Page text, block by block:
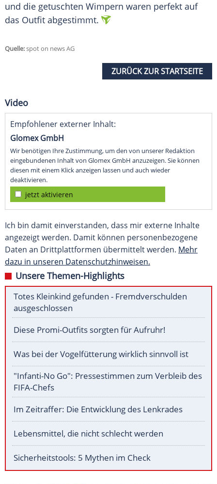
und die getuschten Wimpern waren perfekt auf
das Outfit abgestimmt.
Quelle:spot on news AG
ZURÜCK ZUR STARTSEITE
Video
Empfohlener externer Inhalt:
Glomex GmbH
Wir benötigen Ihre Zustimmung, um den von unserer Redaktion
eingebundenen Inhalt von Glomex GmbH anzuzeigen. Sie können
diesen mit einem Klick anzeigen lassen und auch wieder
deaktivieren.
jetzt aktivieren
Ich bin damit einverstanden, dass mir externe Inhalte
angezeigt werden. Damit können personenbezogene
Daten an Drittplattformen übermittelt werden. Mehr
dazu in unseren Datenschutzhinweisen.
Unsere Themen-Highlights
Totes Kleinkind gefunden - Fremdverschulden
ausgeschlossen
Diese Promi-Outfits sorgten für Aufruhr!
Was bei der Vogelfütterung wirklich sinnvoll ist
"Infanti-No Go": Pressestimmen zum Verbleib des
FIFA-Chefs
Im Zeitraffer: Die Entwicklung des Lenkrades
Lebensmittel, die nicht schlecht werden
Sicherheitstools: 5 Mythen im Check